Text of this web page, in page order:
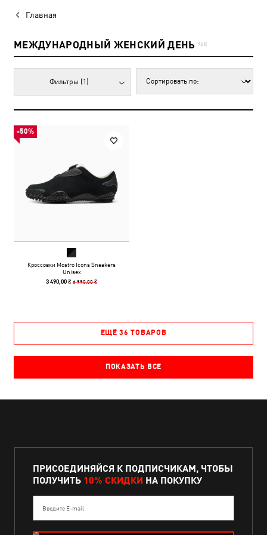
Главная
МЕЖДУНАРОДНЫЙ ЖЕНСКИЙ ДЕНЬ 968
Фильтры (1)
-50%
Кроссовки Mostro Icons Sneakers
Unisex
3 490,00 ₴6 990,00 ₴
ЕЩЁ 36 ТОВАРОВ
ПОКАЗАТЬ ВСЕ
ПРИСОЕДИНЯЙСЯ К ПОДПИСЧИКАМ, ЧТОБЫ
ПОЛУЧИТЬ 10% СКИДКИ НА ПОКУПКУ
Введите E-mail